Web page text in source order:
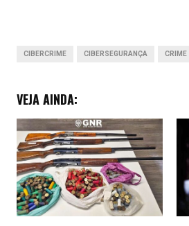
CIBERCRIME CIBERSEGURANÇA CRIME
VEJA AINDA: